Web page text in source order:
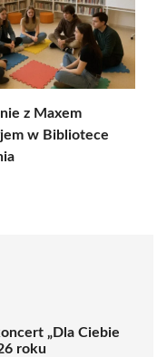
z Maxem
w Bibliotece
„Dla Ciebie
roku